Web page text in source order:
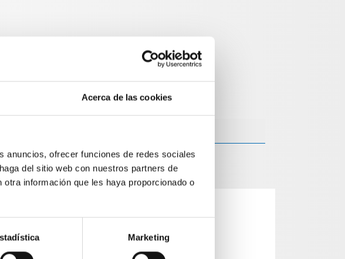
Acerca de las cookies
anuncios, ofrecer funciones de redes sociales
del sitio web con nuestros partners de
información que les haya proporcionado o
Marketing